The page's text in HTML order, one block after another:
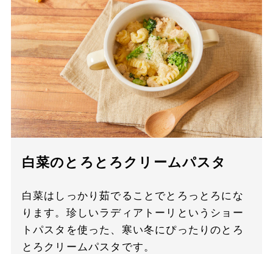
白菜のとろとろクリームパスタ
白菜はしっかり茹でることでとろっとろにな
ります。珍しいラディアトーリというショー
トパスタを使った、寒い冬にぴったりのとろ
とろクリームパスタです。